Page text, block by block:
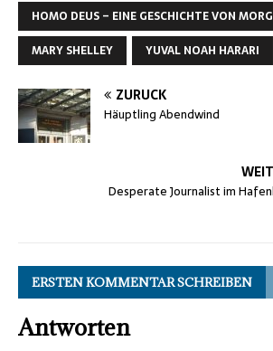
HOMO DEUS – EINE GESCHICHTE VON
MARY SHELLEY
YUVAL NOAH HARARI
ZURÜCK
Häuptling Abendwind
Desperate Journalist im
ERSTEN KOMMENTAR SCHREIBEN
Antworten